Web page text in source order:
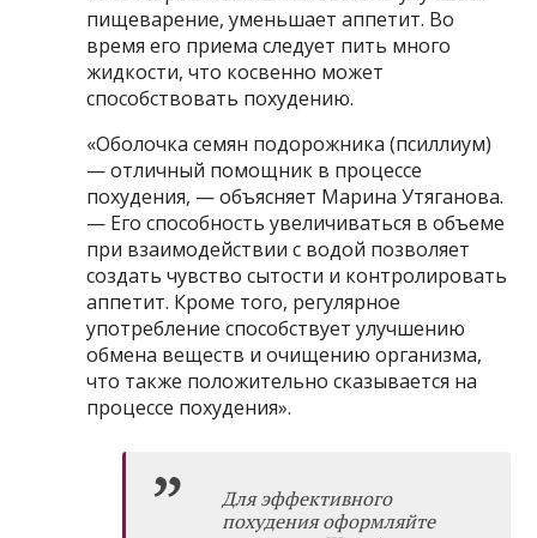
пищеварение, уменьшает аппетит. Во
время его приема следует пить много
жидкости, что косвенно может
способствовать похудению.
«Оболочка семян подорожника (псиллиум)
— отличный помощник в процессе
похудения, — объясняет Марина Утяганова.
— Его способность увеличиваться в объеме
при взаимодействии с водой позволяет
создать чувство сытости и контролировать
аппетит. Кроме того, регулярное
употребление способствует улучшению
обмена веществ и очищению организма,
что также положительно сказывается на
процессе похудения».
Для эффективного
похудения оформляйте